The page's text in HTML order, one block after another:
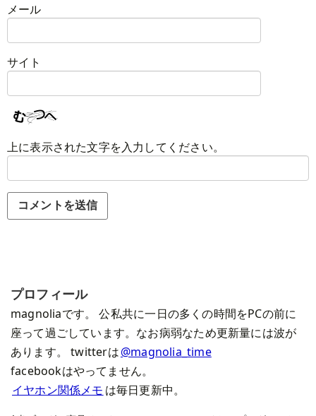
メール
サイト
上に表示された文字を入力してください。
プロフィール
magnoliaです。 公私共に一日の多くの時間をPCの前に
座って過ごしています。なお病弱なため更新量には波が
あります。 twitterは@magnolia_time
facebookはやってません。
イヤホン関係メモ は毎日更新中。